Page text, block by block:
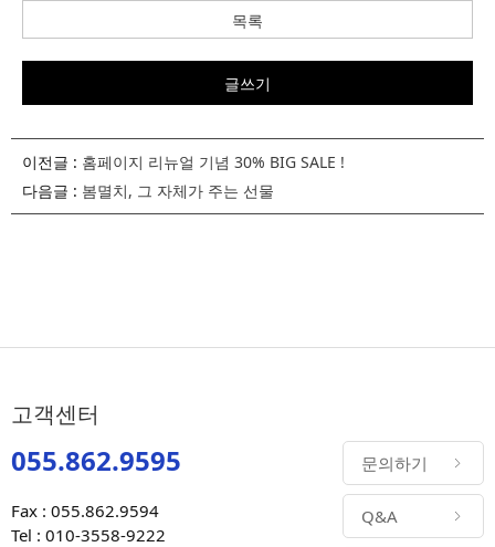
목록
글쓰기
이전글 : 홈페이지 리뉴얼 기념 30% BIG SALE !
다음글 : 봄멸치, 그 자체가 주는 선물
고객센터
055.862.9595
Fax : 055.862.9594
Tel : 010-3558-9222
문의하기
Q&A